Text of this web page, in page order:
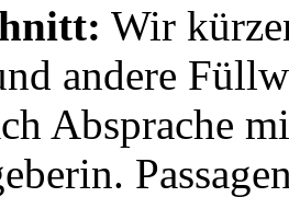
Wir
andere
Absprache